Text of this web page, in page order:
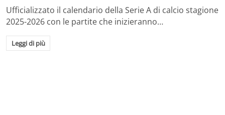
Ufficializzato il calendario della Serie A di calcio stagione
2025-2026 con le partite che inizieranno…
Leggi di più